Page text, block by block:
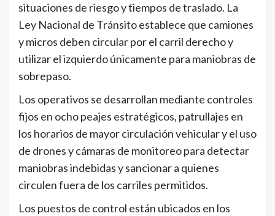
situaciones de riesgo y tiempos de traslado. La
Ley Nacional de Tránsito establece que camiones
y micros deben circular por el carril derecho y
utilizar el izquierdo únicamente para maniobras de
sobrepaso.
Los operativos se desarrollan mediante controles
fijos en ocho peajes estratégicos, patrullajes en
los horarios de mayor circulación vehicular y el uso
de drones y cámaras de monitoreo para detectar
maniobras indebidas y sancionar a quienes
circulen fuera de los carriles permitidos.
Los puestos de control están ubicados en los